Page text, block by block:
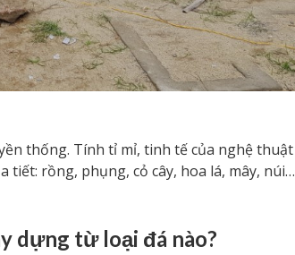
thống. Tính tỉ mỉ, tinh tế của nghệ thuật
tiết: rồng, phụng, cỏ cây, hoa lá, mây, núi…
dựng từ loại đá nào?